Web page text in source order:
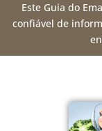
Este Guia do
confiável de